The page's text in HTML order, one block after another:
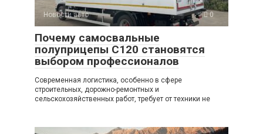
Новости авто 0
Почему самосвальные
полуприцепы C120 становятся
выбором профессионалов
Современная логистика, особенно в сфере
строительных, дорожно-ремонтных и
сельскохозяйственных работ, требует от техники не